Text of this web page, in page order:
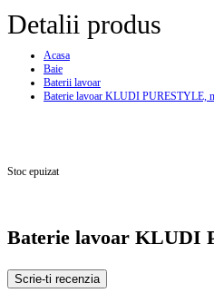
Detalii produs
Acasa
Baie
Baterii lavoar
Baterie lavoar KLUDI PURESTYLE,
Stoc epuizat
Baterie lavoar KLUDI
Scrie-ti recenzia